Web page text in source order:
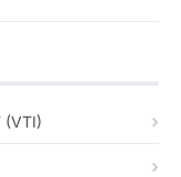
(VTI)